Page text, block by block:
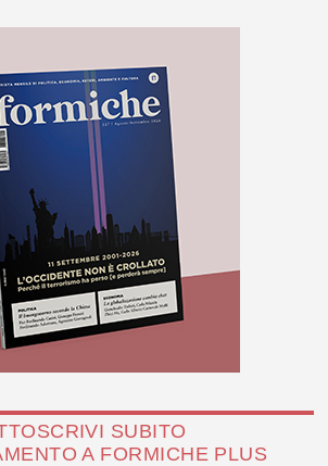
SUBITO
A FORMICHE PLUS